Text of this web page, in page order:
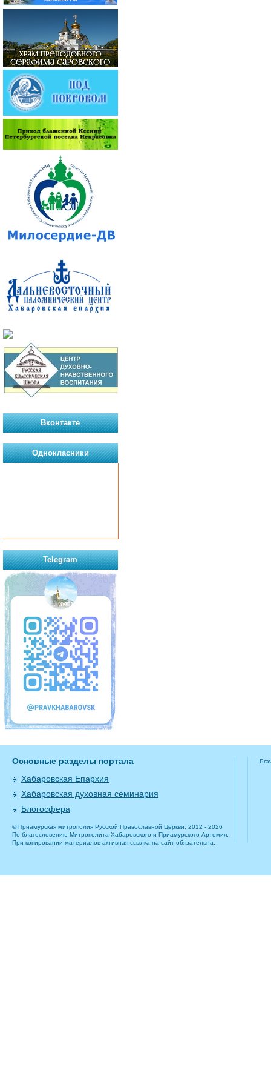
Вконтакте
Однокласники
Telegram
Основные разделы портала
Хабаровская Епархия
Хабаровская духовная семинария
Блогосфера
© Приамурская митрополия Русской Православной Церкви, 2012 - 2026
По благословению Митрополита Хабаровского и Приамурского Артемия.
При копировании материалов активная ссылка на сайт обязательна.